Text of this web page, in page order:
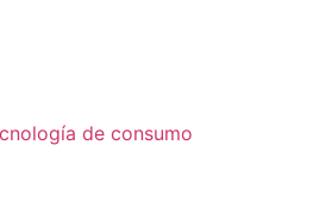
de consumo